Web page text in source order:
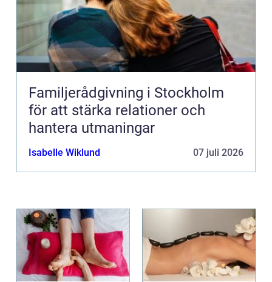
Familjerådgivning i Stockholm
för att stärka relationer och
hantera utmaningar
Isabelle Wiklund 07 juli 2026